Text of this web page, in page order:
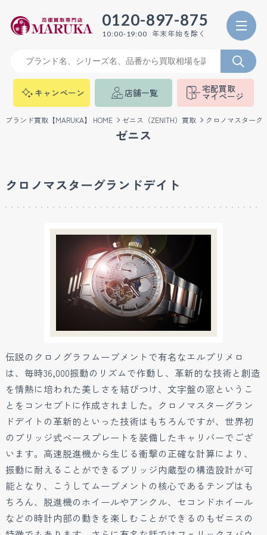
0120-897-875
10:00-19:00 年末年始を除く
キャンペーン 店舗一覧 宅配買取
マイページ
ブランド買取【MARUKA】 HOME ゼニス（ZENITH）買取 クロノマスターグ
ゼニス
クロノマスターグランドデイト
伝説のクロノグラフムーブメントで有名なエルプリメロ
は、毎時36,000振動のリズムで作動し、革新的な技術と創造
を情熱に培われた美しさを結びつけ、文字盤の窓というこ
とをコンセプトに作成されました。クロノマスターグラン
ドデイトの革新的といった技術はもちろんですが、世界初
のブリッジ式ベースプレートを装備したキャリバーでござ
います。高速脱進機から生じる衝撃の正確な計算により、
振動に耐えることができるブリッジ内蔵型の構造設計が可
能となり、こうしてムーブメントの核心であるテンプはも
ちろん、脱進機のホイールやアンクル、セコンドホイール
などの時計内部の動きを楽しむことができるのもゼニスの